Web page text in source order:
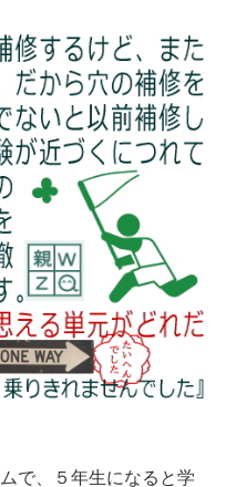
で、５年生になると学